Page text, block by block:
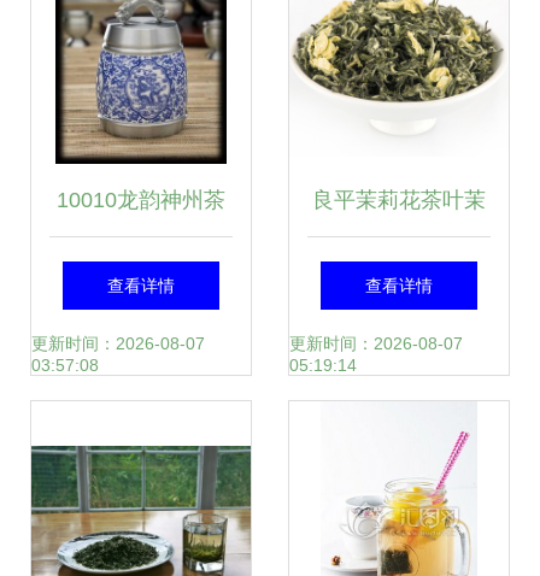
10010龙韵神州茶
叶罐(大号) 价格、
厂家、图片与工艺
莱贸易陶瓷精品
查看详情
更新时间：2026-08-07
03:57:08
良平茉莉花茶叶茉
莉绿茶茉莉茶茉莉
花茶小袋装浓香型
查看详情
更新时间：2026-08-07
05:19:14